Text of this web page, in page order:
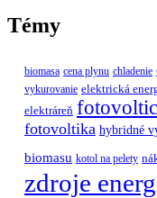
Témy
biomasa cena plynu chladenie
vykurovanie elektrická
elektráreň
fotovoltika hybridné
biomasu kotol na pelety
zdroje